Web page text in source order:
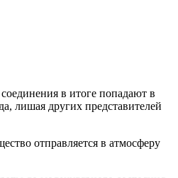
в итоге попадают в
лишая других представителей
отправляется в атмосферу